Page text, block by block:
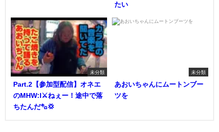
たい
未分類
Part.2【参加型配信】オネエ
のMHW:I⚔️ねぇー！途中で落
ちたんだ㌔💢
未分類
あおいちゃんにムートンブー
ツを